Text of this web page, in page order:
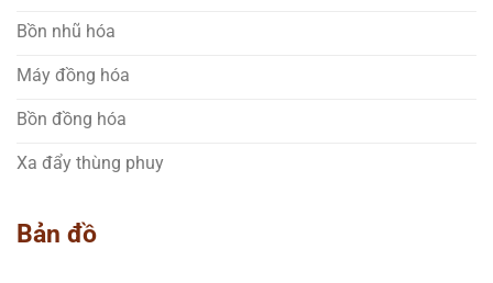
Bồn nhũ hóa
Máy đồng hóa
Bồn đồng hóa
Xa đẩy thùng phuy
Bản đồ